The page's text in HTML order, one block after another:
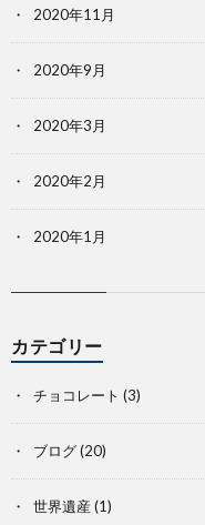
2020年11月
2020年9月
2020年3月
2020年2月
2020年1月
カテゴリー
チョコレート (3)
ブログ(20)
世界遺産 (1)